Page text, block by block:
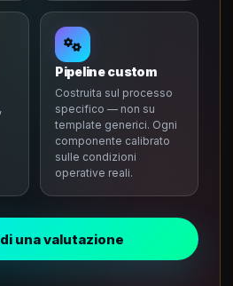
Pipeline custom
Costruita sul processo
specifico — non su
template generici. Ogni
componente calibrato
sulle condizioni
operative reali.
una valutazione